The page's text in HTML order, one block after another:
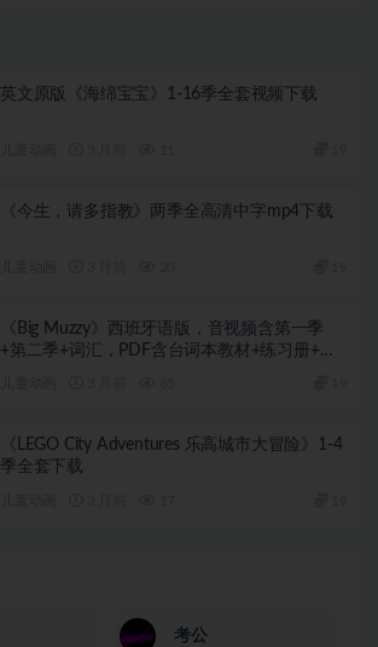
英文原版《海绵宝宝》1-16季全套视频下载
《今生，请多指教》两季全高清中字mp4下载
《Big Muzzy》西班牙语版，音视频含第一季
+第二季+词汇，PDF含台词本教材+练习册+单
《LEGO City Adventures 乐高城市大冒险》1-4
季全套下载
考公